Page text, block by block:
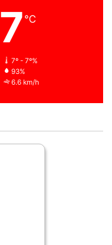
7 ℃
7º - 7º%
93%
6.6 km/h